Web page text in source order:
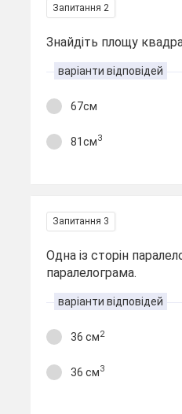
Запитання 2
Знайдіть площу
варіанти відповідей
67см
81см3
Запитання 3
Одна із сторін
паралелограма.
варіанти відповідей
36 см2
36 см3